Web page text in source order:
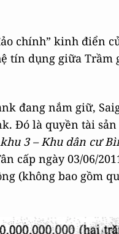
chính” kinh điển
tín dụng giữa Trầm
đang nắm giữ,
Đó là quyền tài
3 – Khu dân cư
cấp ngày 03/06/
(không bao gồm